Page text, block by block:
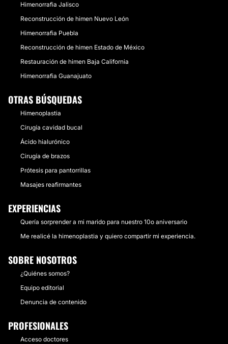
Himenorrafia Jalisco
Reconstrucción de himen Nuevo León
Himenorrafia Puebla
Reconstrucción de himen Estado de México
Restauración de himen Baja California
Himenorrafia Guanajuato
OTRAS BÚSQUEDAS
Himenoplastia
Cirugía cavidad bucal
Ácido hialurónico
Cirugía de brazos
Prótesis para pantorrillas
Masajes reafirmantes
EXPERIENCIAS
Quería sorprender a mi marido para nuestro 10o aniversario
Me realicé la himenoplastia y quiero compartir mi experiencia.
SOBRE NOSOTROS
¿Quiénes somos?
Equipo editorial
Denuncia de contenido
PROFESIONALES
Acceso doctores